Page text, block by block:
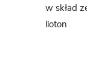
w skład
lioton